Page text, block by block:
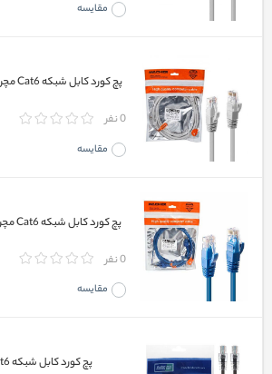
مقایسه
پچ کورد کابل شبکه Cat6 مچر طول 2 متر مدل MR-112
0 نفر
مقایسه
پچ کورد کابل شبکه Cat6 مچر طول 1 متر مدل MR-111
0 نفر
مقایسه
پچ کورد کابل شبکه cat6 بلدن طول 2 متر